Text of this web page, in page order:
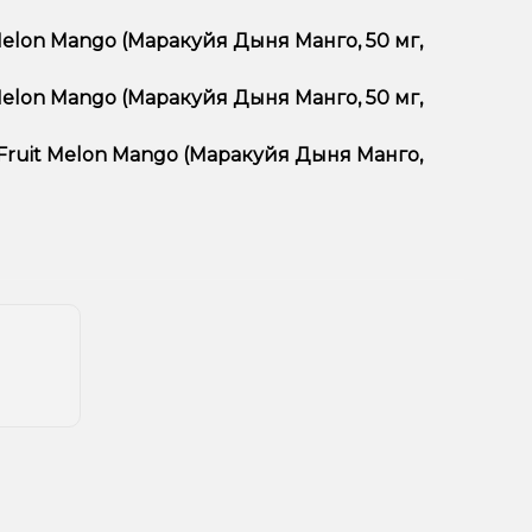
выгодные цены и быструю доставку.
Mango (Маракуйя Дыня Манго, 50 мг,
(Маракуйя Дыня Манго, 50 мг, 30 мл) в
Mango (Маракуйя Дыня Манго, 50 мг,
учитывайте размер, материал и тип чаши, если
вариант.
Melon Mango (Маракуйя Дыня Манго,